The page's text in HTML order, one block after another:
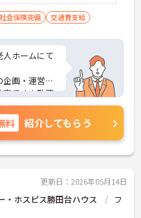
社会保険完備 交通費支給
人ホームにて
画・運営ま
事です☆勤務
タイルに合わ
トなど、さら
相談くださ
料 紹介してもらう
更新日：2026年05月14日
・ホスピス勝田台ハウス
フ